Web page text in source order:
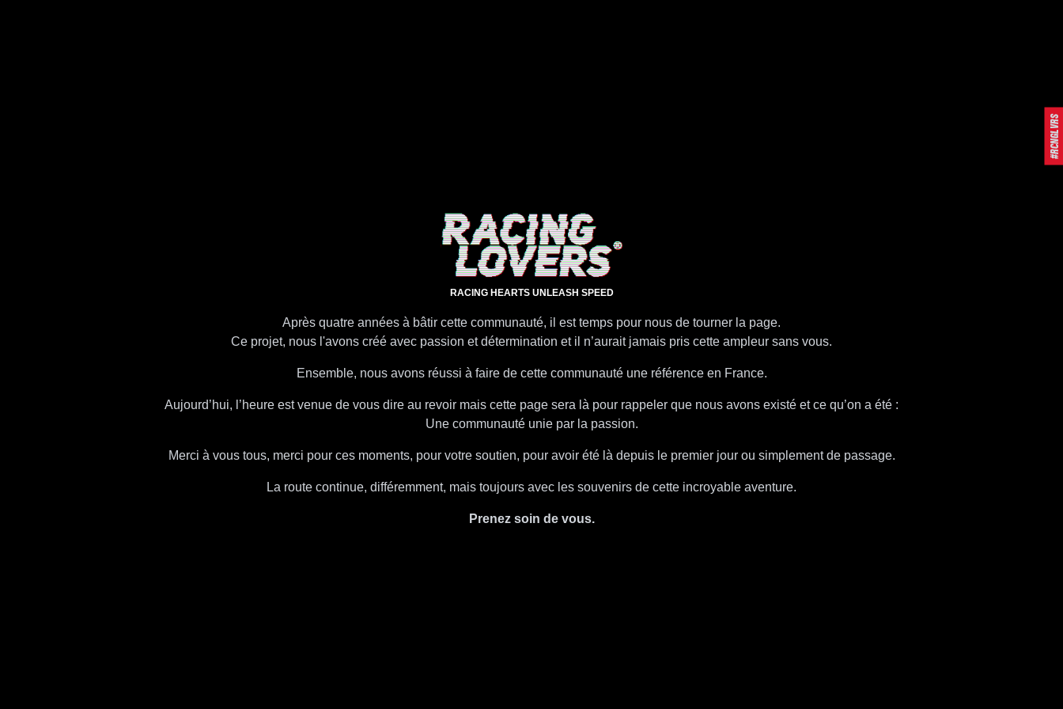
#RCNGLVRS
RACING HEARTS UNLEASH SPEED
Après quatre années à bâtir cette communauté, il est temps pour nous de tourner la page.
Ce projet, nous l'avons créé avec passion et détermination et il n’aurait jamais pris cette ampleur sans vous.
Ensemble, nous avons réussi à faire de cette communauté une référence en France.
Aujourd’hui, l’heure est venue de vous dire au revoir mais cette page sera là pour rappeler que nous avons existé et ce qu’on a été :
Une communauté unie par la passion.
Merci à vous tous, merci pour ces moments, pour votre soutien, pour avoir été là depuis le premier jour ou simplement de passage.
La route continue, différemment, mais toujours avec les souvenirs de cette incroyable aventure.
Prenez soin de vous.